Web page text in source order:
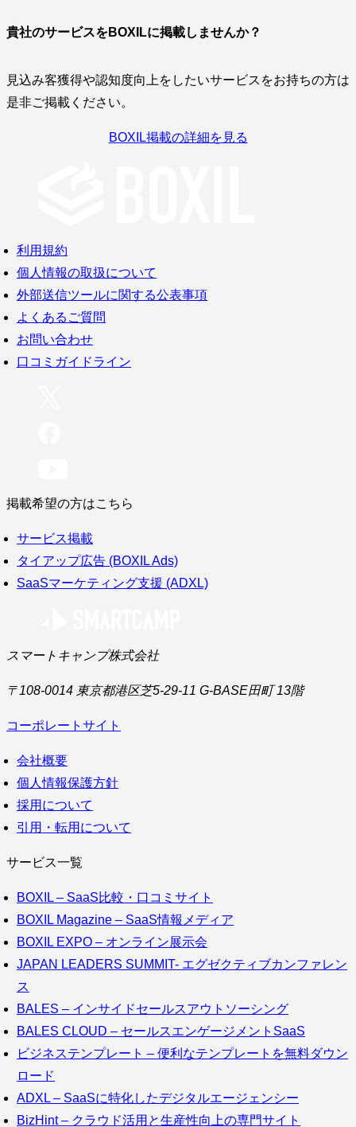
貴社のサービスをBOXILに掲載しませんか？
見込み客獲得や認知度向上をしたいサービスをお持ちの方は
是非ご掲載ください。
BOXIL掲載の詳細を見る
利用規約
個人情報の取扱について
外部送信ツールに関する公表事項
よくあるご質問
お問い合わせ
口コミガイドライン
掲載希望の方はこちら
サービス掲載
タイアップ広告 (BOXIL Ads)
SaaSマーケティング支援 (ADXL)
スマートキャンプ株式会社
〒108-0014 東京都港区芝5-29-11 G-BASE田町 13階
コーポレートサイト
会社概要
個人情報保護方針
採用について
引用・転用について
サービス一覧
BOXIL – SaaS比較・口コミサイト
BOXIL Magazine – SaaS情報メディア
BOXIL EXPO – オンライン展示会
JAPAN LEADERS SUMMIT- エグゼクティブカンファレン
ス
BALES – インサイドセールスアウトソーシング
BALES CLOUD – セールスエンゲージメントSaaS
ビジネステンプレート – 便利なテンプレートを無料ダウン
ロード
ADXL – SaaSに特化したデジタルエージェンシー
BizHint – クラウド活用と生産性向上の専門サイト